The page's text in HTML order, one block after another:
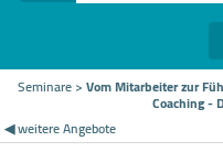
Seminare>Vom Mitarbeiter zur
Coaching -
◀ weitere Angebote